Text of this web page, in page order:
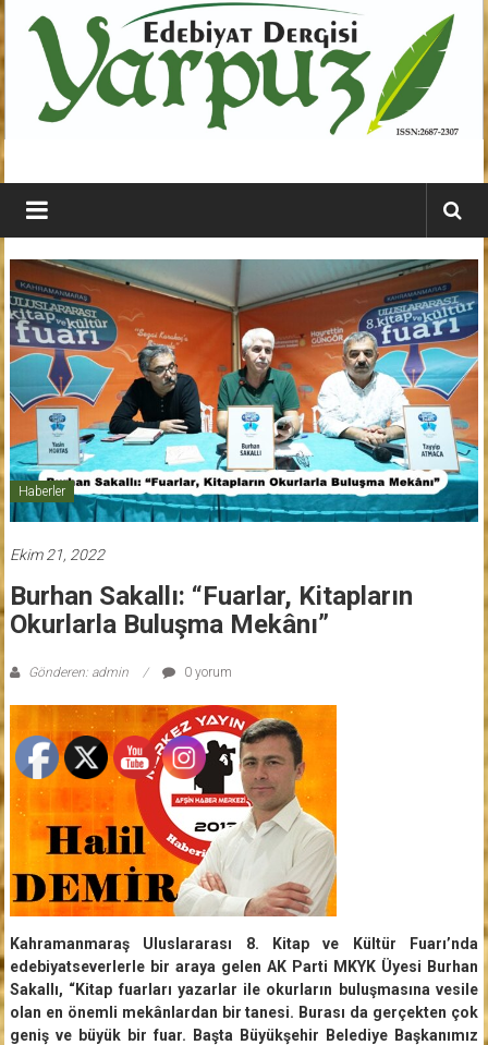
İçeriğe
geç
YARPUZ
Edebiyat
Dergisi
Kahramanmaraş'ın
En
Etkili
Edebiyat
Dergisi
Haberler
Ekim 21, 2022
Burhan Sakallı: “Fuarlar, Kitapların
Okurlarla Buluşma Mekânı”
Gönderen: admin 0 yorum
Kahramanmaraş Uluslararası 8. Kitap ve Kültür Fuarı’nda
edebiyatseverlerle bir araya gelen AK Parti MKYK Üyesi Burhan
Sakallı, “Kitap fuarları yazarlar ile okurların buluşmasına vesile
olan en önemli mekânlardan bir tanesi. Burası da gerçekten çok
geniş ve büyük bir fuar. Başta Büyükşehir Belediye Başkanımız